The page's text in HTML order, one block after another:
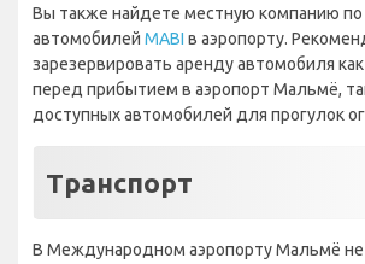
Вы также найдете местную компанию по
автомобилей MABI в аэропорту.
зарезервировать аренду автомобиля
перед прибытием в аэропорт Мальмё,
доступных автомобилей для прогулок
Транспорт
В Международном аэропорту Мальмё